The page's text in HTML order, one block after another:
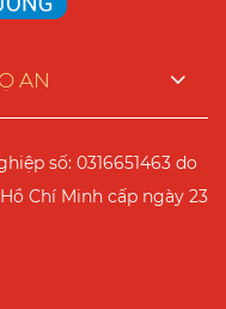
AN
số: 0316651463 do
Chí Minh cấp ngày 23